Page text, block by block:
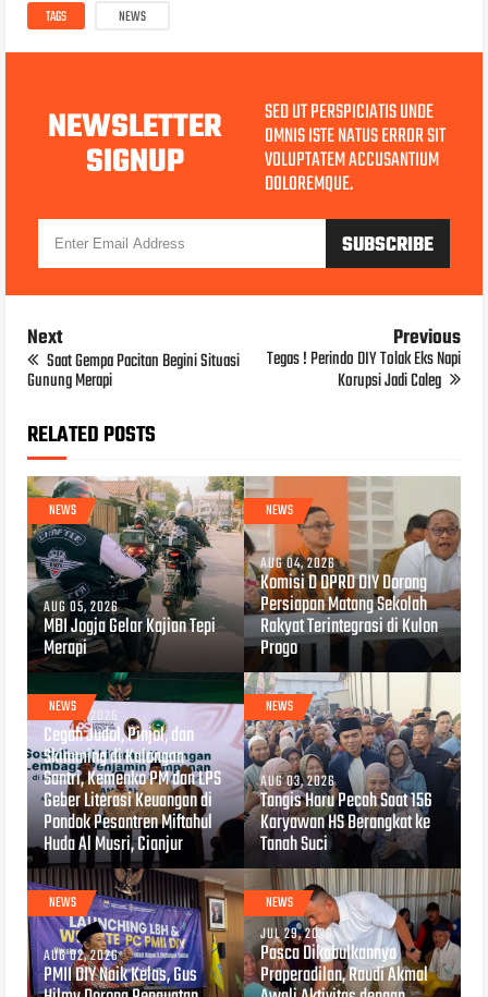
TAGS NEWS
NEWSLETTER
SIGNUP
SED UT PERSPICIATIS UNDE
OMNIS ISTE NATUS ERROR SIT
VOLUPTATEM ACCUSANTIUM
DOLOREMQUE.
Next
Saat Gempa Pacitan Begini Situasi
Gunung Merapi
Previous
Tegas ! Perindo DIY Tolak Eks Napi
Korupsi Jadi Caleg
RELATED POSTS
NEWS
AUG 05, 2026
MBI Jogja Gelar Kajian Tepi
Merapi
NEWS
AUG 04, 2026
Komisi D DPRD DIY Dorong
Persiapan Matang Sekolah
Rakyat Terintegrasi di Kulon
Progo
NEWS
AUG 04, 2026
Cegah Judol, Pinjol, dan
Skimming di Kalangan
Santri, Kemenko PM dan LPS
Geber Literasi Keuangan di
Pondok Pesantren Miftahul
Huda Al Musri, Cianjur
NEWS
AUG 03, 2026
Tangis Haru Pecah Saat 156
Karyawan HS Berangkat ke
Tanah Suci
NEWS
AUG 02, 2026
PMII DIY Naik Kelas, Gus
NEWS
JUL 29, 2026
Pasca Dikabulkannya
Praperadilan, Raudi Akmal